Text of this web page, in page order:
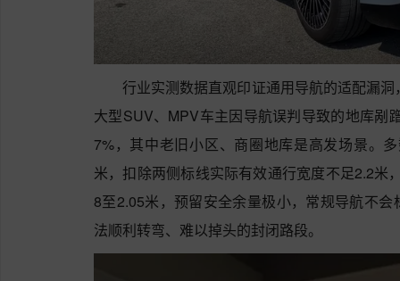
行业实测数据直观印证通用导航的适配漏
大型SUV、MPV车主因导航误判导致的地库剐
7%，其中老旧小区、商圈地库是高发场景。
米，扣除两侧标线实际有效通行宽度不足2.2米
8至2.05米，预留安全余量极小，常规导航不
法顺利转弯、难以掉头的封闭路段。